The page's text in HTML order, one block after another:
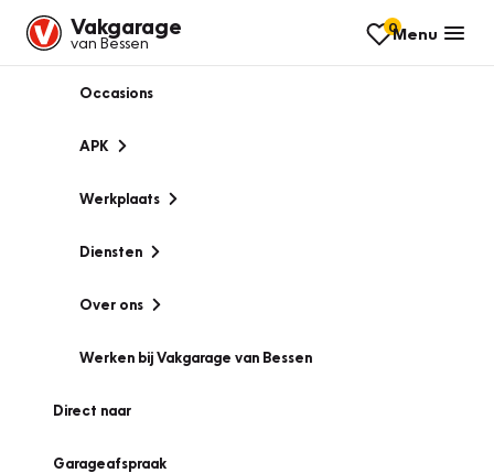
Vakgarage
van Bessen
0Menu
Occasions
APK
Werkplaats
Diensten
Over ons
Werken bij Vakgarage van Bessen
Direct naar
Garageafspraak